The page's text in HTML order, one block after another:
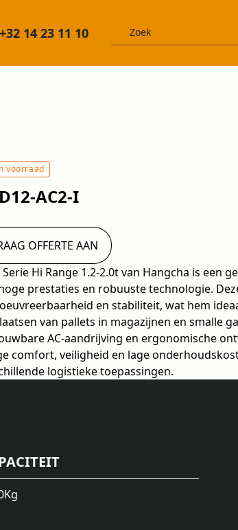
+32 14 23 11 10
voorraad
AC2-I
Serie Hi Range 1.2-2.0t van Hangcha is een
prestaties en robuuste technologie.
en stabiliteit, wat hem
van pallets in magazijnen en smalle
AC-aandrijving en ergonomische
comfort, veiligheid en lage
logistieke toepassingen.
OFFERTE AAN
Kg